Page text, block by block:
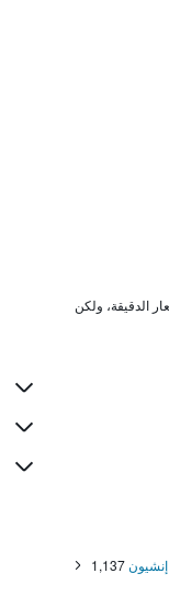
إنشيون 1,137